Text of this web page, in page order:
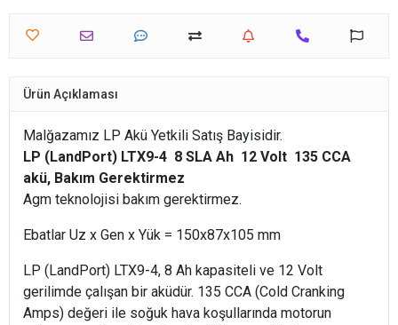
Ürün Açıklaması
Malğazamız LP Akü Yetkili Satış Bayisidir.
LP (LandPort) LTX9-4 8 SLA Ah 12 Volt 135 CCA
akü, Bakım Gerektirmez
Agm teknolojisi bakım gerektirmez.
Ebatlar Uz x Gen x Yük = 150x87x105 mm
LP (LandPort) LTX9-4, 8 Ah kapasiteli ve 12 Volt
gerilimde çalışan bir aküdür. 135 CCA (Cold Cranking
Amps) değeri ile soğuk hava koşullarında motorun